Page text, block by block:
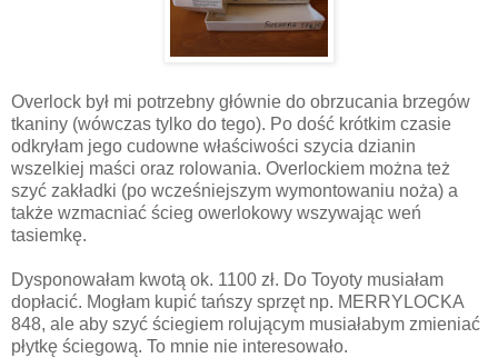
Overlock był mi potrzebny głównie do obrzucania brzegów
tkaniny (wówczas tylko do tego). Po dość krótkim czasie
odkryłam jego cudowne właściwości szycia dzianin
wszelkiej maści oraz rolowania. Overlockiem można też
szyć zakładki (po wcześniejszym wymontowaniu noża) a
także wzmacniać ścieg owerlokowy wszywając weń
tasiemkę.
Dysponowałam kwotą ok. 1100 zł. Do Toyoty musiałam
dopłacić. Mogłam kupić tańszy sprzęt np. MERRYLOCKA
848, ale aby szyć ściegiem rolującym musiałabym zmieniać
płytkę ściegową. To mnie nie interesowało.